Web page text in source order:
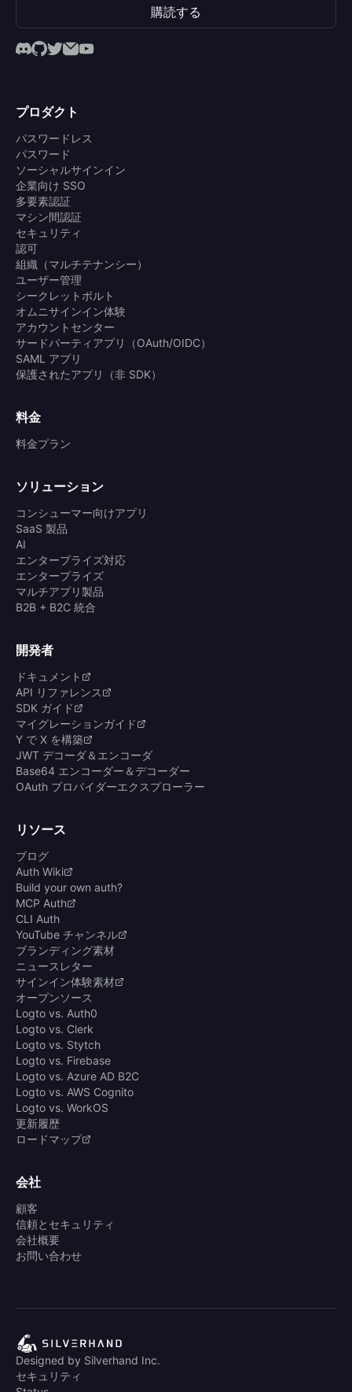
購読する
プロダクト
パスワードレス
パスワード
ソーシャルサインイン
企業向け SSO
多要素認証
マシン間認証
セキュリティ
認可
組織（マルチテナンシー）
ユーザー管理
シークレットボルト
オムニサインイン体験
アカウントセンター
サードパーティアプリ（OAuth/OIDC）
SAML アプリ
保護されたアプリ（非 SDK）
料金
料金プラン
ソリューション
コンシューマー向けアプリ
SaaS 製品
AI
エンタープライズ対応
エンタープライズ
マルチアプリ製品
B2B + B2C 統合
開発者
ドキュメント
API リファレンス
SDK ガイド
マイグレーションガイド
Y で X を構築
JWT デコーダ＆エンコーダ
Base64 エンコーダー＆デコーダー
OAuth プロバイダーエクスプローラー
リソース
ブログ
Auth Wiki
Build your own auth?
MCP Auth
CLI Auth
YouTube チャンネル
ブランディング素材
ニュースレター
サインイン体験素材
オープンソース
Logto vs. Auth0
Logto vs. Clerk
Logto vs. Stytch
Logto vs. Firebase
Logto vs. Azure AD B2C
Logto vs. AWS Cognito
Logto vs. WorkOS
更新履歴
ロードマップ
会社
顧客
信頼とセキュリティ
会社概要
お問い合わせ
Designed by Silverhand Inc.
セキュリティ